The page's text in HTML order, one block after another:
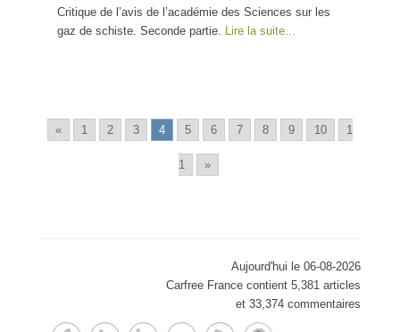
Critique de l’avis de l’académie des Sciences sur les
gaz de schiste. Seconde partie. Lire la suite…
« 1 2 3 4 5 6 7 8 9 10 1
1 »
Aujourd'hui le 06-08-2026
Carfree France contient 5,381 articles
et 33,374 commentaires